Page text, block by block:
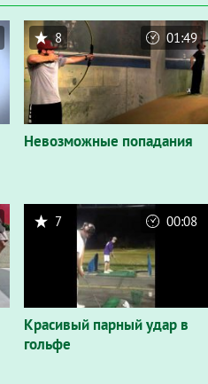
Невозможные попадания
8 01:49
Красивый парный удар в
гольфе
7 00:08